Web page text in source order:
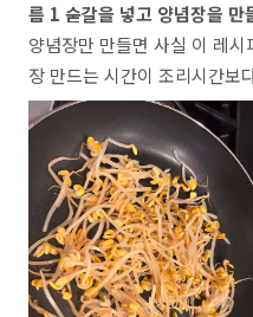
름 1 숟갈을 넣고 양념장을 만
양념장만 만들면 사실 이 레
장 만드는 시간이 조리시간보